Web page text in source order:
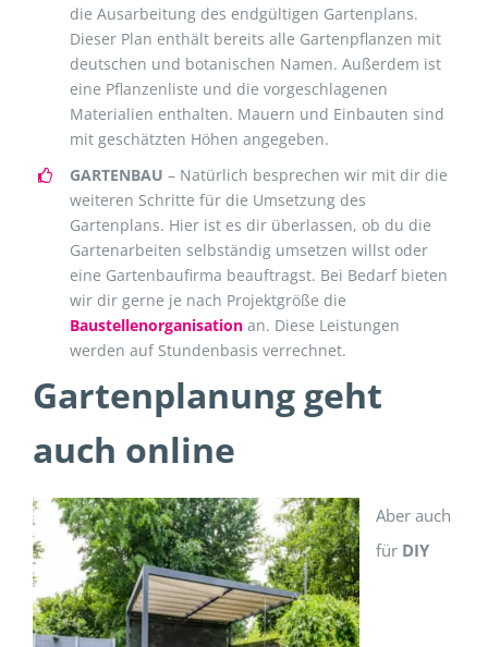
die Ausarbeitung des endgültigen Gartenplans.
Dieser Plan enthält bereits alle Gartenpflanzen mit
deutschen und botanischen Namen. Außerdem ist
eine Pflanzenliste und die vorgeschlagenen
Materialien enthalten. Mauern und Einbauten sind
mit geschätzten Höhen angegeben.
GARTENBAU – Natürlich besprechen wir mit dir die
weiteren Schritte für die Umsetzung des
Gartenplans. Hier ist es dir überlassen, ob du die
Gartenarbeiten selbständig umsetzen willst oder
eine Gartenbaufirma beauftragst. Bei Bedarf bieten
wir dir gerne je nach Projektgröße die
Baustellenorganisation an. Diese Leistungen
werden auf Stundenbasis verrechnet.
Gartenplanung geht
auch online
Aber auch
für DIY